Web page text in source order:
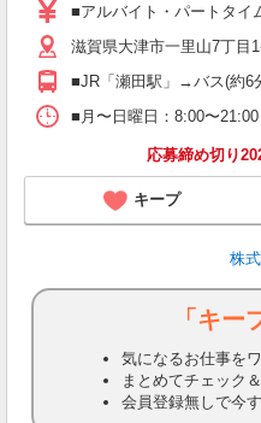
■アルバイト・パートタ
滋賀県大津市一里山7丁
■JR「瀬田駅」→バス(約6
■月〜日曜日：8:00〜
応募締め切り
キープ
株
「キー
気になるお仕事を
まとめてチェック
会員登録無しで今